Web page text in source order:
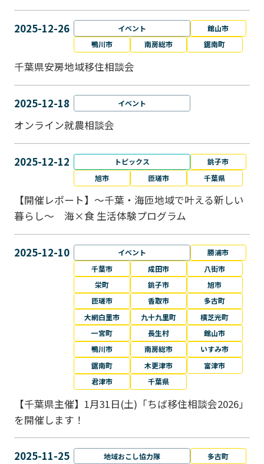
2025-12-26 イベント
館山市
鴨川市
南房総市 鋸南町
千葉県安房地域移住相談会
2025-12-18 イベント
オンライン就農相談会
2025-12-12 トピックス
銚子市
旭市
匝瑳市 千葉県
【開催レポート】～千葉・海匝地域で叶える新しい
暮らし～ 海×食 生活体験プログラム
2025-12-10 イベント
勝浦市
千葉市
成田市
八街市
栄町
銚子市
旭市
匝瑳市
香取市
多古町
大網白里市
九十九里町
横芝光町
一宮町
長生村
館山市
鴨川市
南房総市
いすみ市
鋸南町
木更津市
富津市
君津市
千葉県
【千葉県主催】1月31日(土)「ちば移住相談会2026」
を開催します！
2025-11-25 地域おこし協力隊 多古町